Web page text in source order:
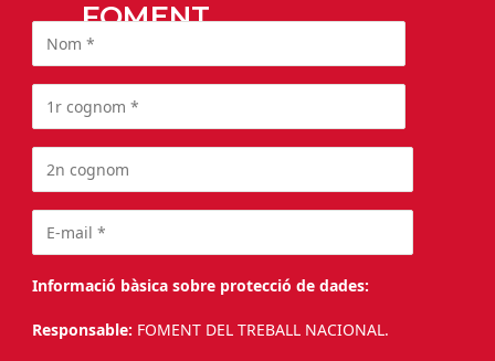
FOMENT
Informació bàsica sobre protecció de dades:
Responsable: FOMENT DEL TREBALL NACIONAL.